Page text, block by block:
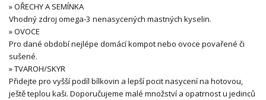
» OŘECHY A SEMÍNKA
Vhodný zdroj omega-3 nenasycených mastných kyselin.
» OVOCE
Pro dané období nejlépe domácí kompot nebo ovoce povařené či
sušené.
» TVAROH/SKYR
Přidejte pro vyšší podíl bílkovin a lepší pocit nasycení na hotovou,
ještě teplou kaši. Doporučujeme malé množství a opatrnost u jedinců